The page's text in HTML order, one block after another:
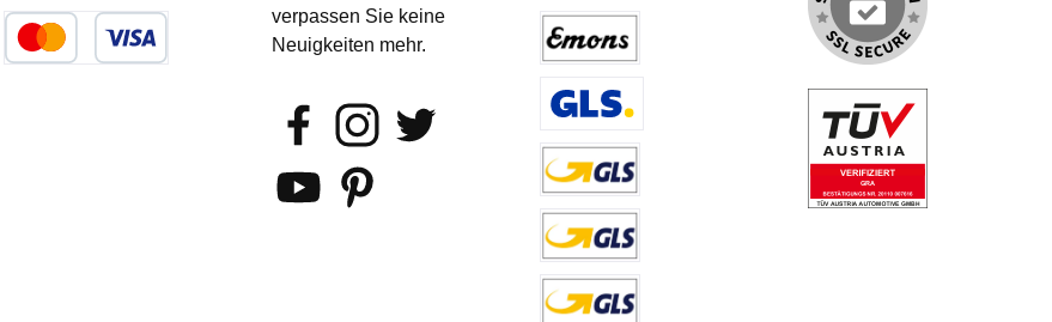
Benutzerdefiniertes Bild 1Benutzerdefiniertes Bild 2verpassen Sie keine
Neuigkeiten mehr.
FacebookInstagramTwitter
YouTubePinterest Versand DE, AT, BE, NL < 41,5 kg
Versand LI, LU, < 40 kg
Benutzerdefiniertes Bild 1
Benutzerdefiniertes Bild 3